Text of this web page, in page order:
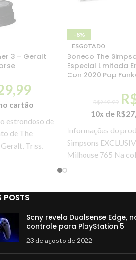
3 – Geralt
cartão
estrondoso de
de The
Triss,
-8%
ESGOTADO
Boneco The
Especial Limitada
Con 2020 Pop
R$249,99
10x de R$
Informações do
Simpsons
Milhouse 765 Na
POSTS
Sony revela Dualsense Edge,
controle para PlayStation 5
23 de agosto de 2022